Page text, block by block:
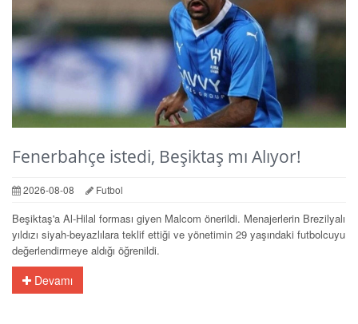
Fenerbahçe istedi, Beşiktaş mı Alıyor!
2026-08-08 Futbol
Beşiktaş'a Al-Hilal forması giyen Malcom önerildi. Menajerlerin Brezilyalı
yıldızı siyah-beyazlılara teklif ettiği ve yönetimin 29 yaşındaki futbolcuyu
değerlendirmeye aldığı öğrenildi.
Devamı